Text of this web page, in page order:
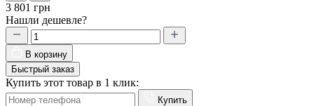
3 801 грн
Нашли дешевле?
В корзину
Быстрый заказ
Купить этот товар в 1 клик:
Купить